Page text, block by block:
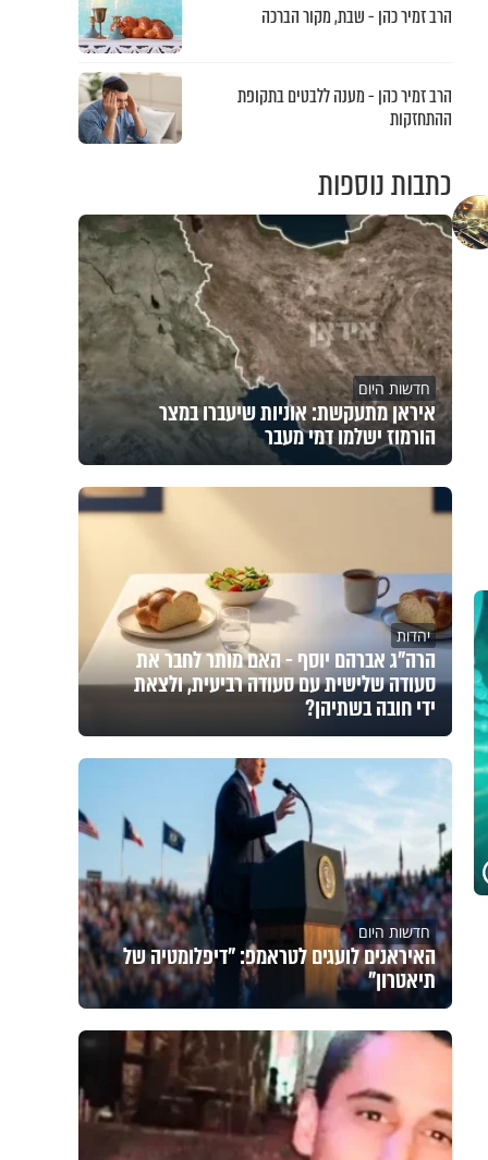
הרב זמיר כהן - שבת, מקור הברכה
הרב זמיר כהן - מענה ללבטים בתקופת
ההתחזקות
כתבות נוספות
חדשות היום
איראן מתעקשת: אוניות שיעברו במצר
הורמוז ישלמו דמי מעבר
יהדות
הרה"ג אברהם יוסף - האם מותר לחבר את
סעודה שלישית עם סעודה רביעית, ולצאת
ידי חובה בשתיהן?
חדשות היום
האיראנים לועגים לטראמפ: "דיפלומטיה של
תיאטרון"